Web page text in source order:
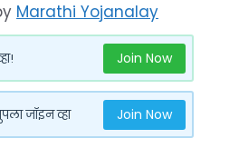
Marathi Yojanalay
Join Now
जॉइन व्हा Join Now